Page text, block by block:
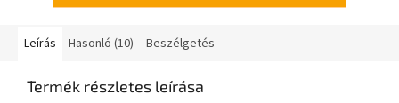
Leírás Hasonló (10) Beszélgetés
Termék részletes leírása